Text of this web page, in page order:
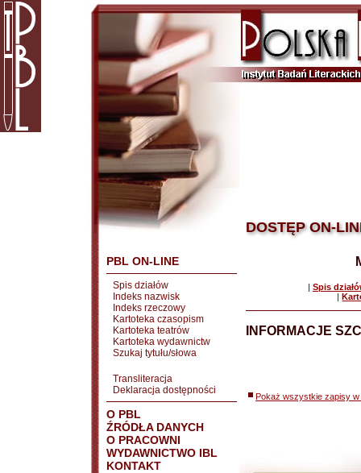
PBL ON-LINE
Spis działów
Indeks nazwisk
Indeks rzeczowy
Kartoteka czasopism
Kartoteka teatrów
Kartoteka wydawnictw
Szukaj tytułu/słowa
Transliteracja
Deklaracja dostępności
O PBL
ŹRÓDŁA DANYCH
O PRACOWNI
WYDAWNICTWO IBL
KONTAKT
DOSTĘP ON-
| Spis
|
INFORMACJE
Pokaż wszystkie zapisy